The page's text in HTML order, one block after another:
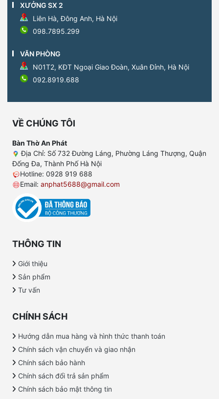
XƯỞNG SX 2
Liên Hà, Đông Anh, Hà Nội
098.7895.299
VĂN PHÒNG
N01T2, KĐT Ngoại Giao Đoàn, Xuân Đỉnh, Hà Nội
092.8919.688
VỀ CHÚNG TÔI
Bàn Thờ An Phát
Địa Chỉ: Số 732 Đường Láng, Phường Láng Thượng, Quận
Đống Đa, Thành Phố Hà Nội
Hotline: 0928 919 688
Email: anphat5688@gmail.com
THÔNG TIN
Giới thiệu
Sản phẩm
Tư vấn
CHÍNH SÁCH
Hướng dẫn mua hàng và hình thức thanh toán
Chính sách vận chuyển và giao nhận
Chính sách bảo hành
Chính sách đổi trả sản phẩm
Chính sách bảo mật thông tin